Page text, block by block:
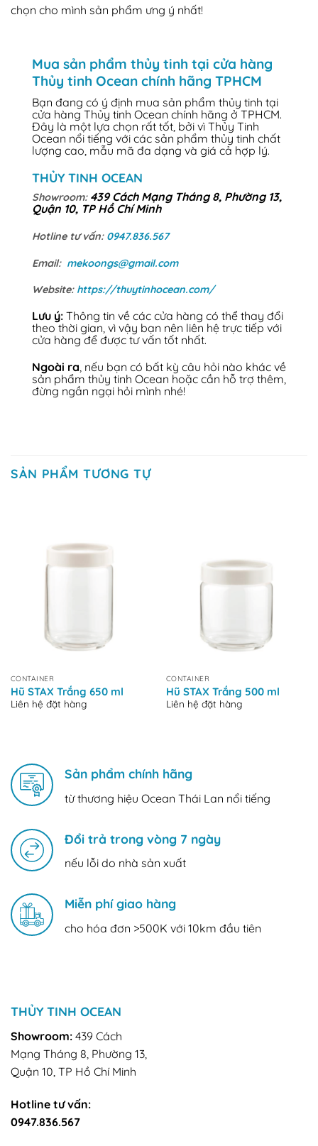
chọn cho mình sản phẩm ưng ý nhất!
Mua sản phẩm thủy tinh tại cửa hàng
Thủy tinh Ocean chính hãng TPHCM
Bạn đang có ý định mua sản phẩm thủy tinh tại
cửa hàng Thủy tinh Ocean chính hãng ở TPHCM.
Đây là một lựa chọn rất tốt, bởi vì Thủy Tinh
Ocean nổi tiếng với các sản phẩm thủy tinh chất
lượng cao, mẫu mã đa dạng và giá cả hợp lý.
THỦY TINH OCEAN
Showroom: 439 Cách Mạng Tháng 8, Phường 13,
Quận 10, TP Hồ Chí Minh
Hotline tư vấn: 0947.836.567
Email: mekoongs@gmail.com
Website: https://thuytinhocean.com/
Lưu ý: Thông tin về các cửa hàng có thể thay đổi
theo thời gian, vì vậy bạn nên liên hệ trực tiếp với
cửa hàng để được tư vấn tốt nhất.
Ngoài ra, nếu bạn có bất kỳ câu hỏi nào khác về
sản phẩm thủy tinh Ocean hoặc cần hỗ trợ thêm,
đừng ngần ngại hỏi mình nhé!
SẢN PHẨM TƯƠNG TỰ
CONTAINER
Hũ STAX Trắng 650 ml
Liên hệ đặt hàng
CONTAINER
Hũ STAX Trắng 500 ml
Liên hệ đặt hàng
Sản phẩm chính hãng
từ thương hiệu Ocean Thái Lan nổi tiếng
Đổi trả trong vòng 7 ngày
nếu lỗi do nhà sản xuất
Miễn phí giao hàng
cho hóa đơn >500K với 10km đầu tiên
THỦY TINH OCEAN
Showroom: 439 Cách
Mạng Tháng 8, Phường 13,
Quận 10, TP Hồ Chí Minh
Hotline tư vấn:
0947.836.567